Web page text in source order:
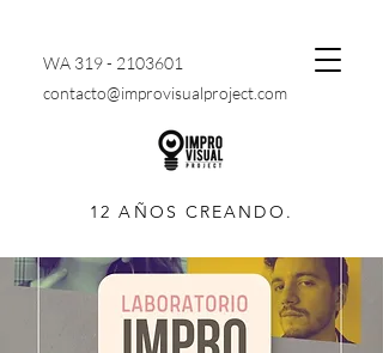
WA 319 - 2103601
contacto@improvisualproject.com
12 AÑOS CREANDO.